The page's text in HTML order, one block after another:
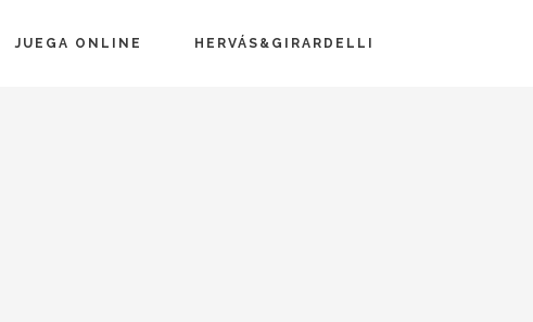
JUEGA ONLINE HERVÁS&GIRARDELLI